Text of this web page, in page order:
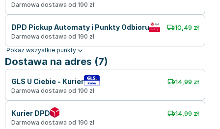
Darmowa dostawa od 190 zł
DPD Pickup Automaty i Punkty Odbioru 10,49 zł
Darmowa dostawa od 190 zł
Pokaż wszystkie punkty
Dostawa na adres (7)
GLS U Ciebie - Kurier 14,99 zł
Darmowa dostawa od 190 zł
Kurier DPD 14,99 zł
Darmowa dostawa od 190 zł